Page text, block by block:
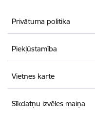
Privātuma politika
Piekļūstamība
Vietnes karte
Sīkdatņu izvēles maiņa